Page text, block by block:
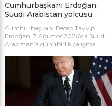
Cumhurbaşkanı Erdoğan,
Suudi Arabistan yolcusu
Cumhurbaşkanı Recep Tayyip
Erdoğan, 7 Ağustos 2026’da Suudi
Arabistan’a günübirlik çalışma
kapsamında Suudi Arabistan Veliaht
Prensi Muhammed bin Selman ve
Pakistan Başbakanı Şahbaz Şerif ile
görüşmeler gerçekleştirmesi